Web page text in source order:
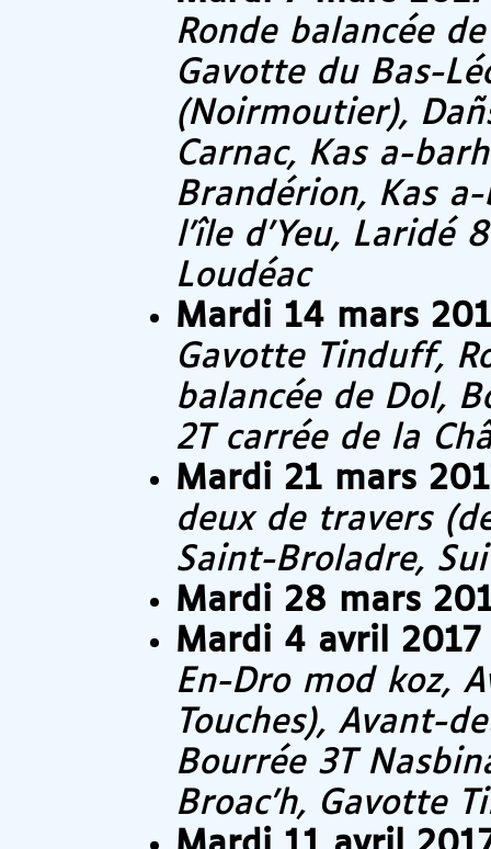
Ronde balancée
Gavotte du Bas-
(Noirmoutier),
Carnac, Kas a-
Brandérion, Kas
l’île d’Yeu, Laridé
Loudéac
Mardi 14 mars
Gavotte Tinduff,
balancée de Dol,
2T carrée de la
Mardi 21 mars
deux de travers
Saint-Broladre,
Mardi 28 mars
Mardi 4 avril 2017
En-Dro mod koz,
Touches), Avant-
Bourrée 3T
Broac’h, Gavotte